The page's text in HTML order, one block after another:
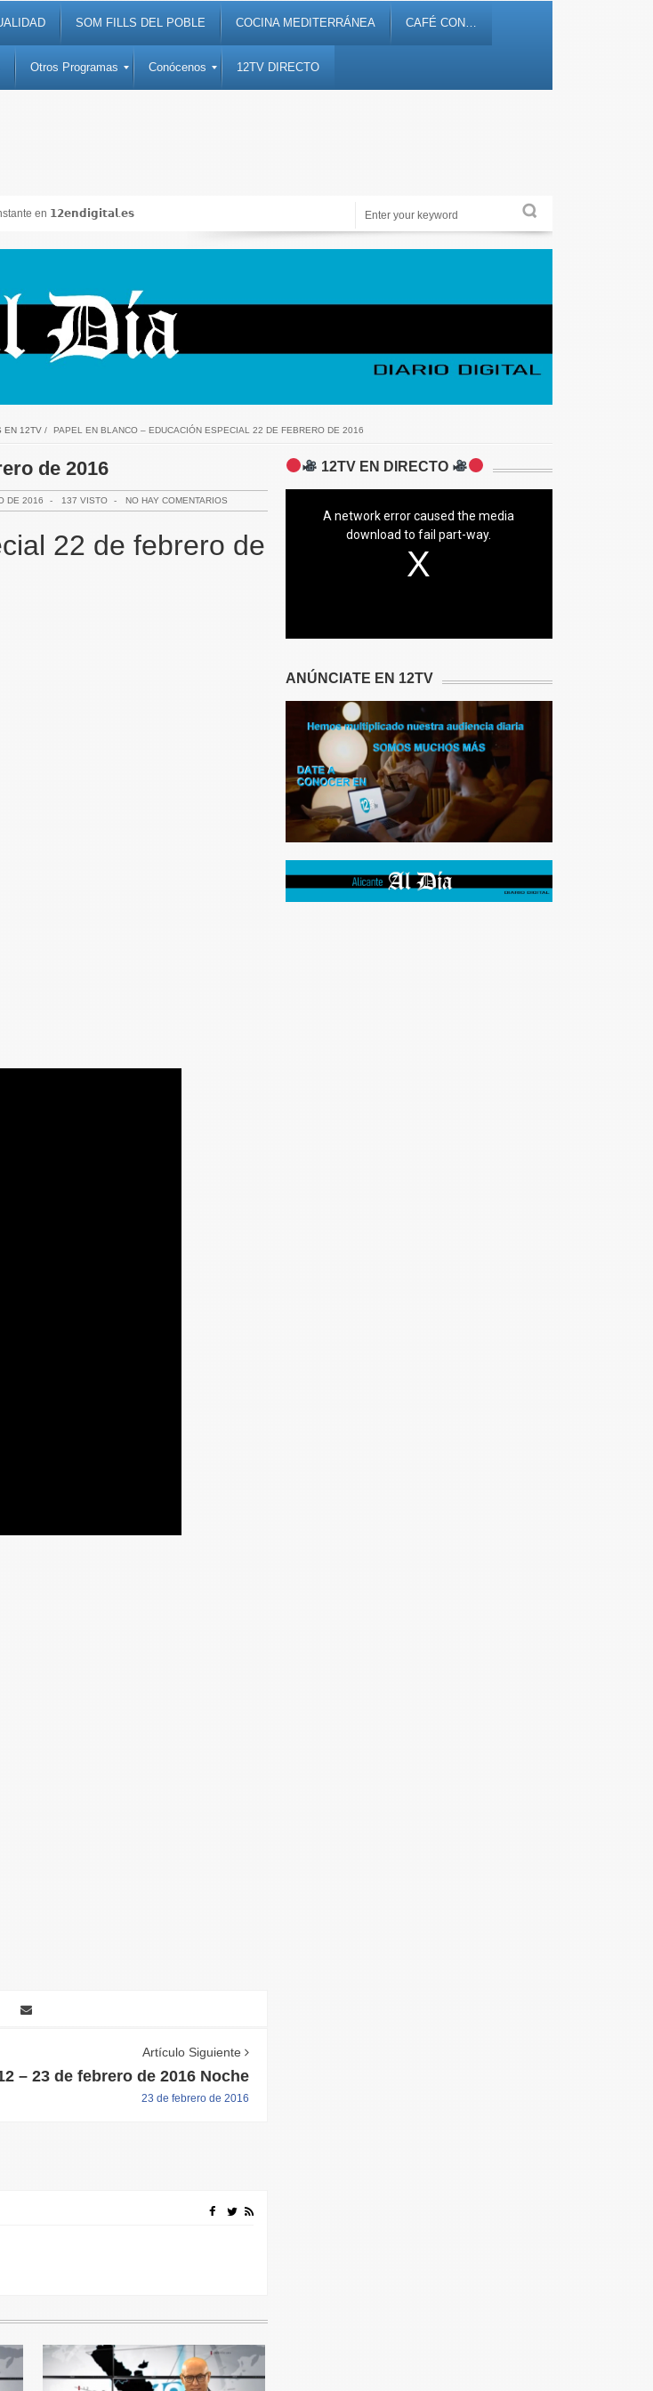
SOM FILLS DEL POBLE COCINA MEDITERRÁNEA CAFÉ CON…
Otros Programas Conócenos 12TV DIRECTO
en 𝟭𝟮𝗲𝗻𝗱𝗶𝗴𝗶𝘁𝗮𝗹.𝗲𝘀 Noticias, debates, fiestas, cultura, ocio y entretenimiento
EN 12TV/ PAPEL EN BLANCO – EDUCACIÓN ESPECIAL 22 DE FEBRERO DE 2016
de 2016
DE 2016 - 137 VISTO - NO HAY COMENTARIOS
22 de febrero de
Artículo Siguiente
– 23 de febrero de 2016 Noche
23 de febrero de 2016
12TV EN DIRECTO
A network error caused the media
download to fail part-way.
ANÚNCIATE EN 12TV